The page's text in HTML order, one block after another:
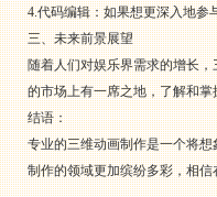
4.代码编辑：如果想更深入地参
三、未来前景展望
随着人们对娱乐界需求的增长
的市场上有一席之地，了解和
结语：
专业的三维动画制作是一个将
制作的领域更加缤纷多彩，相